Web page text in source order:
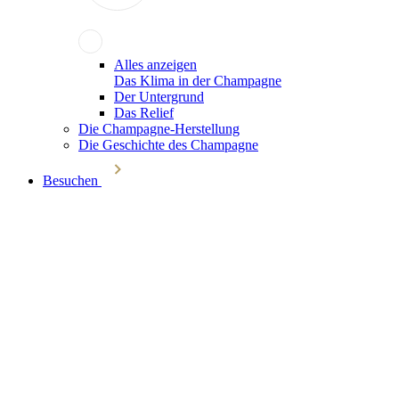
Alles anzeigen
Das Klima in der Champagne
Der Untergrund
Das Relief
Die Champagne-Herstellung
Die Geschichte des Champagne
Besuchen